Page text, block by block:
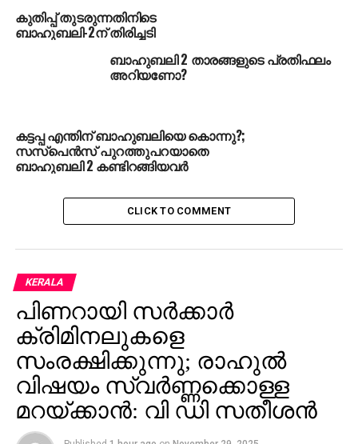
കുതിപ്പ് തുടരുന്നതിനിടെ
ബാഹുബലി-2ന് തിരിച്ചടി
ബാഹുബലി 2 താരങ്ങളുടെ പ്രതിഫലം
അറിയണോ?
കട്ടപ്പ എന്തിന് ബാഹുബലിയെ കൊന്നു?;
സസ്‌പെന്‍സ് പുറത്തുപറയാതെ
ബാഹുബലി 2 കണ്ടിറങ്ങിയവര്‍
CLICK TO COMMENT
KERALA
പിണറായി സര്‍ക്കാര്‍
ക്രിമിനലുകളെ
സംരക്ഷിക്കുന്നു; രാഹുല്‍
വിഷയം സ്വര്‍ണ്ണക്കൊള്ള
മറയ്ക്കാന്‍: വി ഡി സതീശന്‍